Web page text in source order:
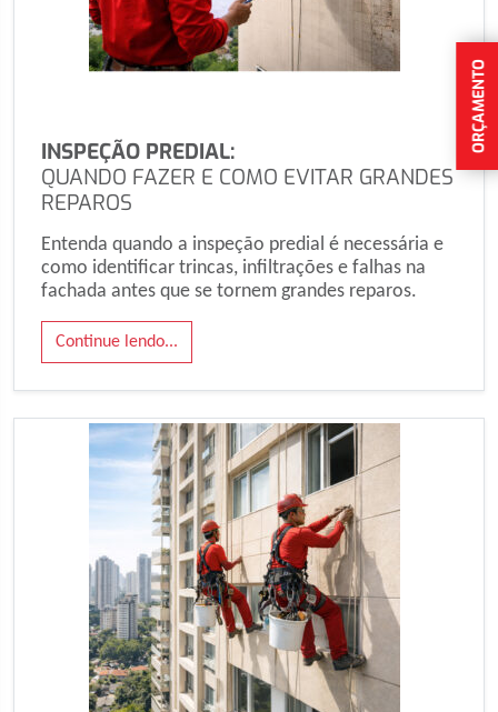
INSPEÇÃO PREDIAL:
QUANDO FAZER E COMO EVITAR GRANDES
REPAROS
Entenda quando a inspeção predial é necessária e
como identificar trincas, infiltrações e falhas na
fachada antes que se tornem grandes reparos.
Continue lendo...
ORÇAMENTO